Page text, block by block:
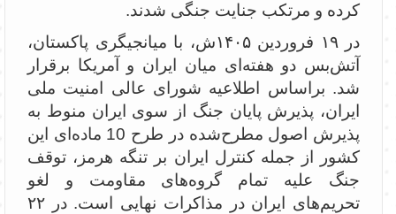
کرده و مرتکب جنایت جنگی شدند.
در ۱۹ فروردین ۱۴۰۵ش، با میانجیگری پاکستان،
آتش‌بس دو هفته‌ای میان ایران و آمریکا برقرار
شد. براساس اطلاعیه شورای عالی امنیت ملی
ایران، پذیرش پایان جنگ از سوی ایران منوط به
پذیرش اصول مطرح‌شده در طرح 10 ‌ماده‌ای این
کشور از جمله کنترل ایران بر تنگه هرمز، توقف
جنگ علیه تمام گروه‌های مقاومت و لغو
تحریم‌های ایران در مذاکرات نهایی است. در ۲۲